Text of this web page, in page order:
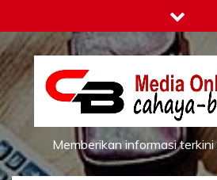
to
content
Memberikan informasi